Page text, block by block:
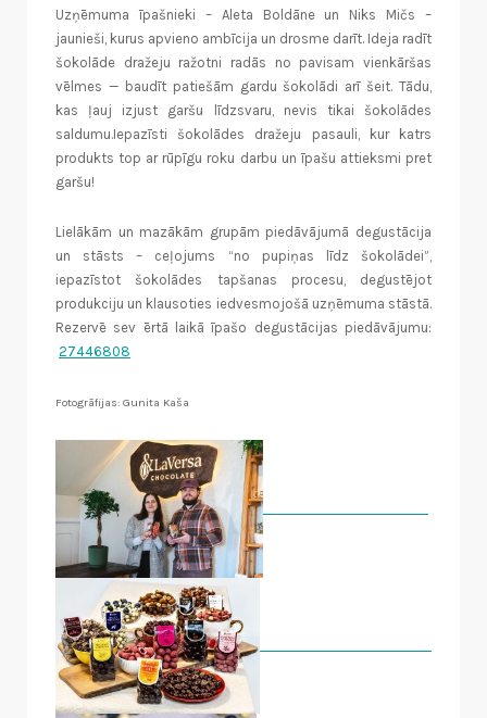
Uzņēmuma īpašnieki – Aleta Boldāne un Niks Mičs –
jaunieši, kurus apvieno ambīcija un drosme darīt. Ideja radīt
šokolāde dražeju ražotni radās no pavisam vienkāršas
vēlmes — baudīt patiešām gardu šokolādi arī šeit. Tādu,
kas ļauj izjust garšu līdzsvaru, nevis tikai šokolādes
saldumu.Iepazīsti šokolādes dražeju pasauli, kur katrs
produkts top ar rūpīgu roku darbu un īpašu attieksmi pret
garšu!
Lielākām un mazākām grupām piedāvājumā degustācija
un stāsts – ceļojums “no pupiņas līdz šokolādei”,
iepazīstot šokolādes tapšanas procesu, degustējot
produkciju un klausoties iedvesmojošā uzņēmuma stāstā.
Rezervē sev ērtā laikā īpašo degustācijas piedāvājumu:
27446808
Fotogrāfijas: Gunita Kaša